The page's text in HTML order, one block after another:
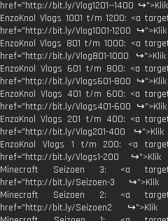
href="http://bit.ly/Vlog1201--1400
EnzoKnol Vlogs 1001 t/m 1200: <a
href="http://bit.ly/Vlog1001-1200
EnzoKnol Vlogs 801 t/m 1000: <a
href="http://bit.ly/Vlog801-1000
EnzoKnol Vlogs 601 t/m 800: <a
href="http://bit.ly/Vlogs601-800
EnzoKnol Vlogs 401 t/m 600: <a
href="http://bit.ly/Vlogs401-600
EnzoKnol Vlogs 201 t/m 400: <a
href="http://bit.ly/Vlog201-400
EnzoKnol Vlogs 1 t/m 200: <a
href="http://bit.ly/Vlogs1-200
Minecraft Seizoen 3: <a
href="http://bit.ly/Seizoen-3 ↪">Klik
Minecraft Seizoen 2: <a
href="http://bit.ly/Seizoen2 ↪">Klik